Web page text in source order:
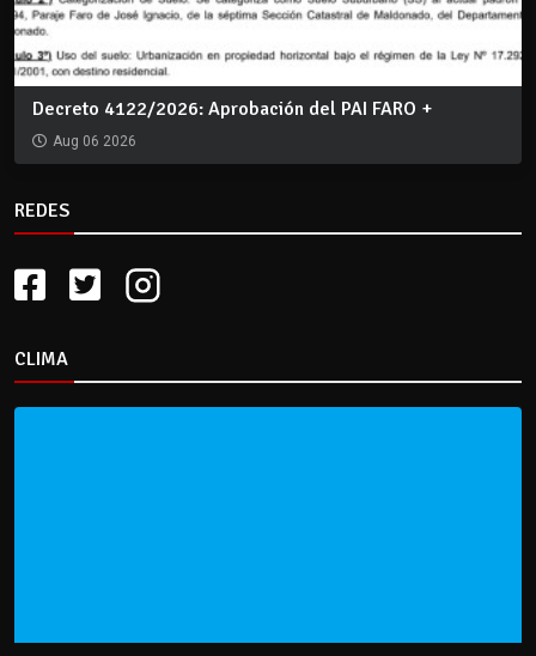
Decreto 4122/2026: Aprobación del PAI FARO +
Aug 06 2026
REDES
CLIMA